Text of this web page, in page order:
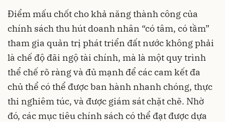
Điểm mấu chốt cho khả năng thành công của
chính sách thu hút doanh nhân “có tâm, có tầm”
tham gia quản trị phát triển đất nước không phải
là chế độ đãi ngộ tài chính, mà là một quy trình
thể chế rõ ràng và đủ mạnh để các cam kết đa
chủ thể có thể được ban hành nhanh chóng, thực
thi nghiêm túc, và được giám sát chặt chẽ. Nhờ
đó, các mục tiêu chính sách có thể đạt được dựa